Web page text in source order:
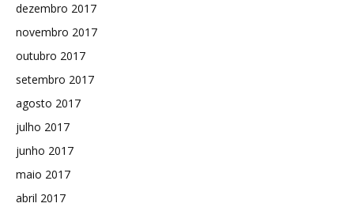
dezembro 2017
novembro 2017
outubro 2017
setembro 2017
agosto 2017
julho 2017
junho 2017
maio 2017
abril 2017